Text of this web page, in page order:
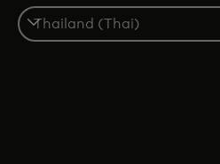
Select
a
country
เตอร์/
เอ็กซ์